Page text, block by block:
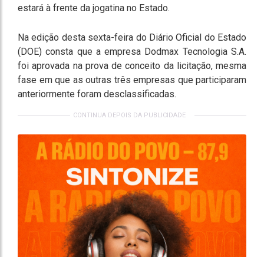
estará à frente da jogatina no Estado.
Na edição desta sexta-feira do Diário Oficial do Estado
(DOE) consta que a empresa Dodmax Tecnologia S.A.
foi aprovada na prova de conceito da licitação, mesma
fase em que as outras três empresas que participaram
anteriormente foram desclassificadas.
CONTINUA DEPOIS DA PUBLICIDADE